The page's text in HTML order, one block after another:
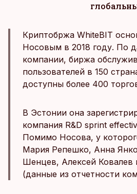
Криптобржа WhiteBIT
Носовым в 2018 году. По
компании, биржа
пользователей в 150
доступны более 400
В Эстонии она
компания R&D sprint
Помимо Носова, у
Мария Репешко, Анна
Шенцев, Алексей Ковалев
(данные из отчетности